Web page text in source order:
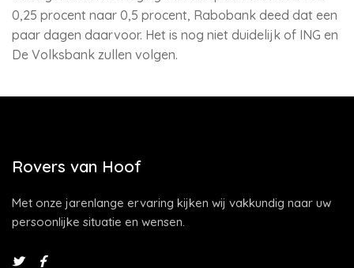
0,25 procent naar 0,5 procent, Rabobank deed dat een
paar dagen daarvoor. Het is nog niet duidelijk of ING en
De Volksbank zullen volgen.
Rovers van Hoof
Met onze jarenlange ervaring kijken wij vakkundig naar uw
persoonlijke situatie en wensen.